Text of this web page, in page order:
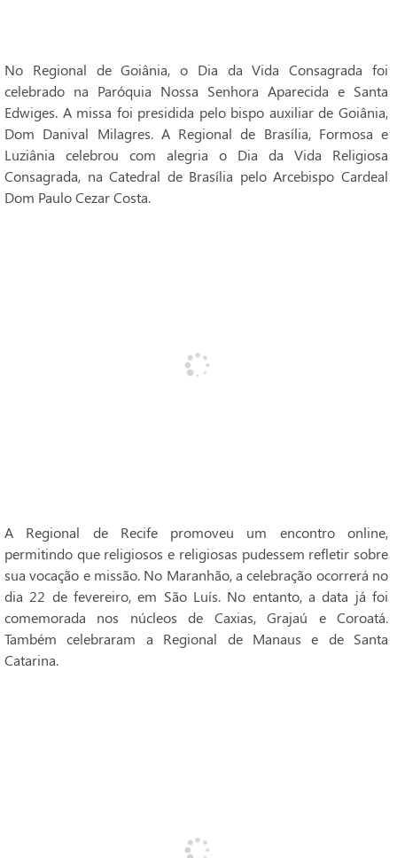
No Regional de Goiânia, o Dia da Vida Consagrada foi
celebrado na Paróquia Nossa Senhora Aparecida e Santa
Edwiges. A missa foi presidida pelo bispo auxiliar de Goiânia,
Dom Danival Milagres. A Regional de Brasília, Formosa e
Luziânia celebrou com alegria o Dia da Vida Religiosa
Consagrada, na Catedral de Brasília pelo Arcebispo Cardeal
Dom Paulo Cezar Costa.
A Regional de Recife promoveu um encontro online,
permitindo que religiosos e religiosas pudessem refletir sobre
sua vocação e missão. No Maranhão, a celebração ocorrerá no
dia 22 de fevereiro, em São Luís. No entanto, a data já foi
comemorada nos núcleos de Caxias, Grajaú e Coroatá.
Também celebraram a Regional de Manaus e de Santa
Catarina.